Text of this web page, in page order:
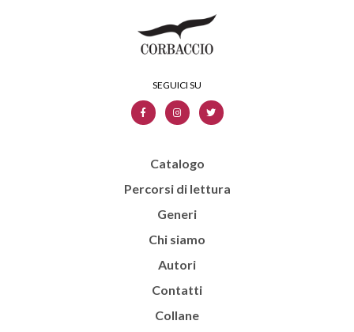
Catalogo
Percorsi di lettura
Generi
Chi siamo
Autori
Contatti
Collane